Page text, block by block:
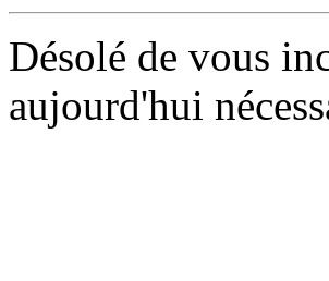
Désolé de vous
aujourd'hui